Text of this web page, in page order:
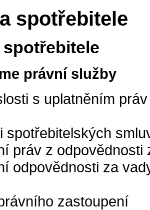
spotřebitele
právní služby
s uplatněním
spotřebitelských
práv z
odpovědnosti za
zastoupení